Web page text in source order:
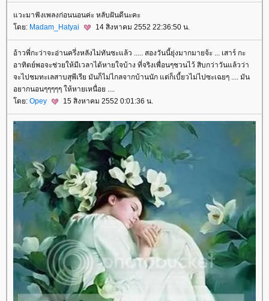
วะมาฟังเพลงก่อนนอนค่ะ หลับฝันดีนะคะ
ดย: Madam_Hatyai 14 สิงหาคม 2552 22:36:50 น.
อ้าวพี่กะว่าจะอ่านครึ่งหลังไม่ทันซะแล้ว ..... สองวันนี้ยุ่งมากมายจ้ะ ... เสาร์ กะ
อาทิตย์พอจะช่วยให้มีเวลาได้หายใจบ้าง ที่จริงเพื่อนๆชวนไว้ สิบกว่าวันแล้วว่า
จะไปชมทะเลสาบสุพีเรีย มันก็ไม่ไกลจากบ้านนัก แต่ก็เบี้ยวไม่ไปซะเฉยๆ .... มัน
อยากนอนๆๆๆๆๆ ให้หายเหนื่อย ....
ดย: Opey 15 สิงหาคม 2552 0:01:36 น.